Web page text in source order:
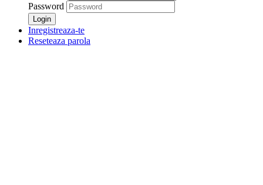
Password
Inregistreaza-te
Reseteaza parola